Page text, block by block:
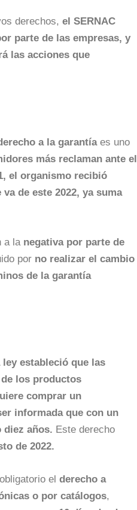
derechos, el SERNAC
parte de las empresas, y
las acciones que
a la garantíaes uno
más reclaman ante el
el organismo recibió
va de este 2022, ya suma
a la negativa por parte de
por no realizar el cambio
de la garantía
estableció que las
los productos
comprar un
informada que con un
diez años. Este derecho
de 2022.
el derecho a
o por catálogos,